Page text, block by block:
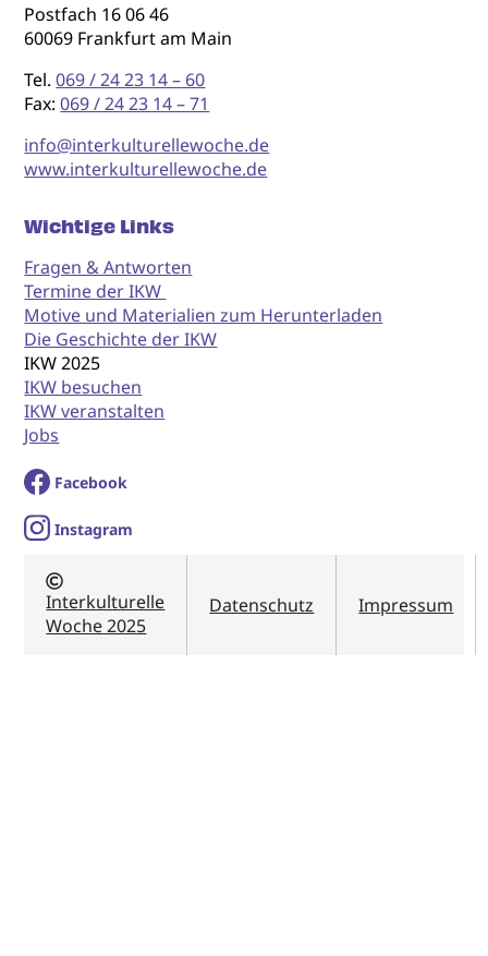
Postfach 16 06 46
60069 Frankfurt am Main
Tel.069 / 24 23 14 – 60
Fax:069 / 24 23 14 – 71
info@interkulturellewoche.de
www.interkulturellewoche.de
Wichtige Links
Fragen & Antworten
Termine der IKW
Motive und Materialien zum Herunterladen
Die Geschichte der IKW
IKW 2025
IKW besuchen
IKW veranstalten
Jobs
Facebook
Instagram
Interkulturelle
Woche 2025
Datenschutz Impressum